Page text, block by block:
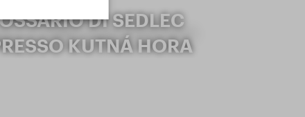
DI SEDLEC
KUTNÁ HORA